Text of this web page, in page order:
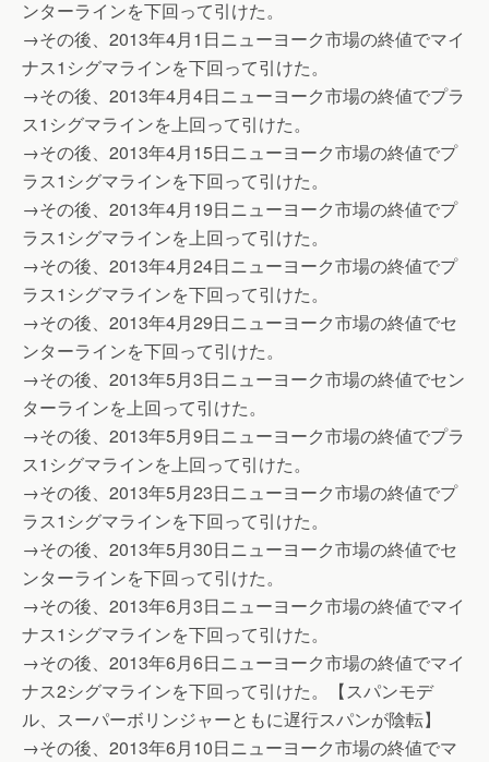
ンターラインを下回って引けた。
→その後、2013年4月1日ニューヨーク市場の終値でマイ
ナス1シグマラインを下回って引けた。
→その後、2013年4月4日ニューヨーク市場の終値でプラ
ス1シグマラインを上回って引けた。
→その後、2013年4月15日ニューヨーク市場の終値でプ
ラス1シグマラインを下回って引けた。
→その後、2013年4月19日ニューヨーク市場の終値でプ
ラス1シグマラインを上回って引けた。
→その後、2013年4月24日ニューヨーク市場の終値でプ
ラス1シグマラインを下回って引けた。
→その後、2013年4月29日ニューヨーク市場の終値でセ
ンターラインを下回って引けた。
→その後、2013年5月3日ニューヨーク市場の終値でセン
ターラインを上回って引けた。
→その後、2013年5月9日ニューヨーク市場の終値でプラ
ス1シグマラインを上回って引けた。
→その後、2013年5月23日ニューヨーク市場の終値でプ
ラス1シグマラインを下回って引けた。
→その後、2013年5月30日ニューヨーク市場の終値でセ
ンターラインを下回って引けた。
→その後、2013年6月3日ニューヨーク市場の終値でマイ
ナス1シグマラインを下回って引けた。
→その後、2013年6月6日ニューヨーク市場の終値でマイ
ナス2シグマラインを下回って引けた。【スパンモデ
ル、スーパーボリンジャーともに遅行スパンが陰転】
→その後、2013年6月10日ニューヨーク市場の終値でマ